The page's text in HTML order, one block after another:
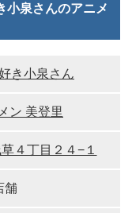
小泉さんのアニメ
き小泉さん
ン 美登里
４丁目２４−１
舗